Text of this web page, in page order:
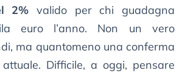
2% valido per chi guadagna
euro l’anno. Non un vero
ma quantomeno una conferma
Difficile, a oggi, pensare